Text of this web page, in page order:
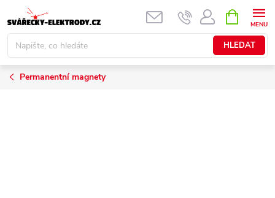
na
obsah
HLEDAT
NÁKUPNÍ
KOŠÍK
Permanentní magnety